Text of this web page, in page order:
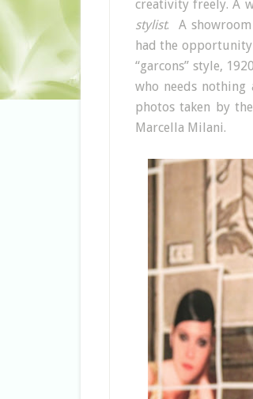
creativity freely. A
stylist. A
had the opportunity
“garcons” style,
who needs nothing
photos taken by
Marcella Milani.